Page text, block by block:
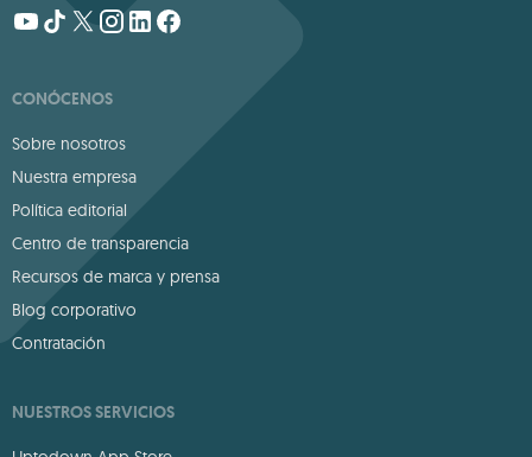
CONÓCENOS
Sobre nosotros
Nuestra empresa
Política editorial
Centro de transparencia
Recursos de marca y prensa
Blog corporativo
Contratación
NUESTROS SERVICIOS